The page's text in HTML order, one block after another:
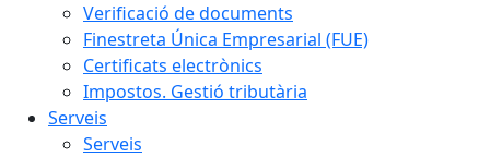
Verificació de documents
Finestreta Única Empresarial (FUE)
Certificats electrònics
Impostos. Gestió tributària
Serveis
Serveis